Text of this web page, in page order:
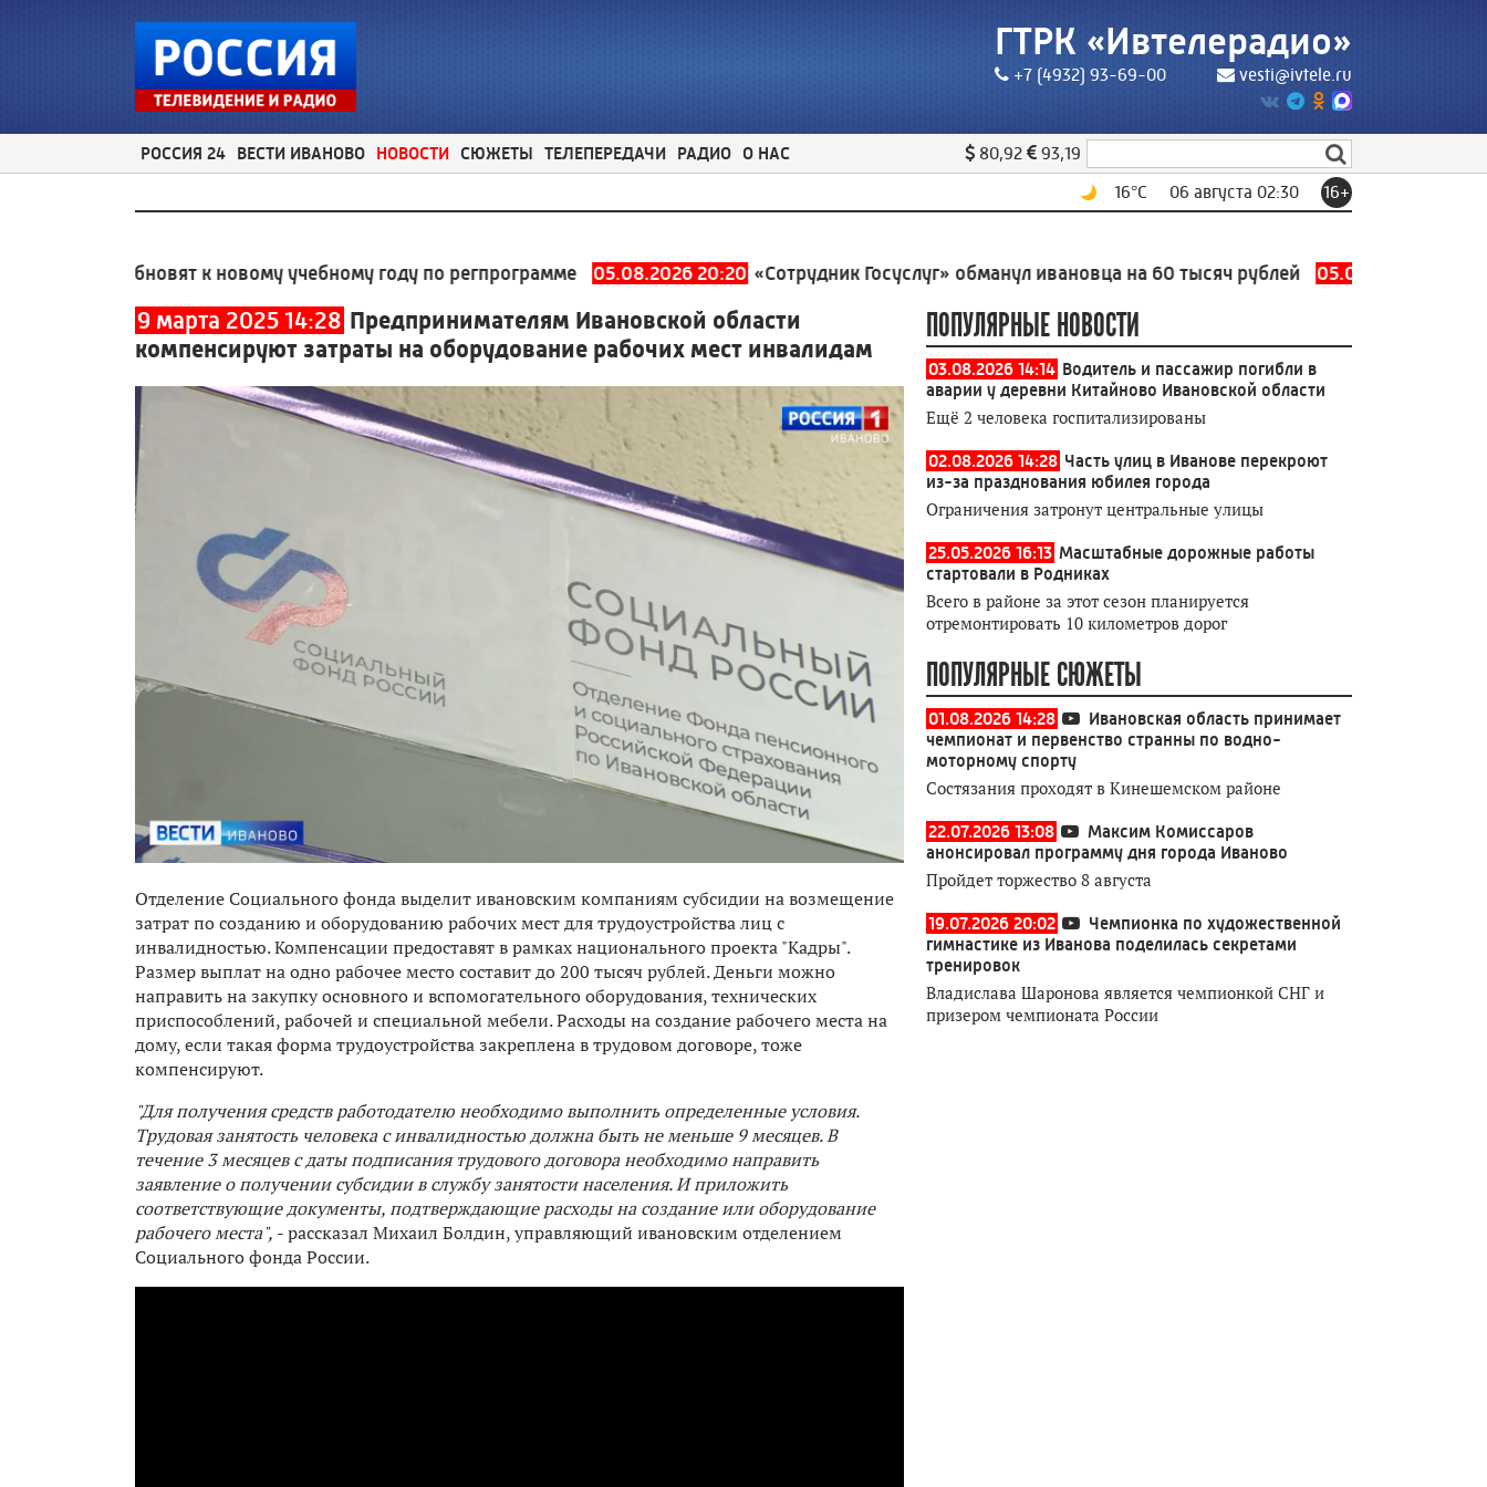
ГТРК «Ивтелерадио»
+7 (4932) 93-69-00 vesti@ivtele.ru
РОССИЯ 24 ВЕСТИ ИВАНОВО НОВОСТИ СЮЖЕТЫ ТЕЛЕПЕРЕДАЧИ РАДИО О НАС 80,92
93,19
16°C 06 августа 02:30 16+
обновят к новому учебному году по регпрограмме 05.08.2026 20:20 «Сотрудник Госуслуг» обманул ивановца на 60 тысяч рублей 05.08.2026 19:48
9 марта 2025 14:28 Предпринимателям Ивановской области
компенсируют затраты на оборудование рабочих мест инвалидам
Отделение Социального фонда выделит ивановским компаниям субсидии на возмещение
затрат по созданию и оборудованию рабочих мест для трудоустройства лиц с
инвалидностью. Компенсации предоставят в рамках национального проекта "Кадры".
Размер выплат на одно рабочее место составит до 200 тысяч рублей. Деньги можно
направить на закупку основного и вспомогательного оборудования, технических
приспособлений, рабочей и специальной мебели. Расходы на создание рабочего места на
дому, если такая форма трудоустройства закреплена в трудовом договоре, тоже
компенсируют.
"Для получения средств работодателю необходимо выполнить определенные условия.
Трудовая занятость человека с инвалидностью должна быть не меньше 9 месяцев. В
течение 3 месяцев с даты подписания трудового договора необходимо направить
заявление о получении субсидии в службу занятости населения. И приложить
соответствующие документы, подтверждающие расходы на создание или оборудование
рабочего места", - рассказал Михаил Болдин, управляющий ивановским отделением
Социального фонда России.
ПОПУЛЯРНЫЕ НОВОСТИ
03.08.2026 14:14 Водитель и пассажир погибли в
аварии у деревни Китайново Ивановской области
Ещё 2 человека госпитализированы
02.08.2026 14:28 Часть улиц в Иванове перекроют
из-за празднования юбилея города
Ограничения затронут центральные улицы
25.05.2026 16:13 Масштабные дорожные работы
стартовали в Родниках
Всего в районе за этот сезон планируется
отремонтировать 10 километров дорог
ПОПУЛЯРНЫЕ СЮЖЕТЫ
01.08.2026 14:28
Ивановская область принимает
чемпионат и первенство странны по водно-
моторному спорту
Состязания проходят в Кинешемском районе
22.07.2026 13:08
Максим Комиссаров
анонсировал программу дня города Иваново
Пройдет торжество 8 августа
19.07.2026 20:02
Чемпионка по художественной
гимнастике из Иванова поделилась секретами
тренировок
Владислава Шаронова является чемпионкой СНГ и
призером чемпионата России